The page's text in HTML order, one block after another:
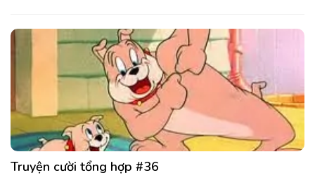
Truyện cười tổng hợp #36